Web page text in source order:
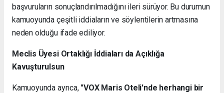
başvuruların sonuçlandırılmadığını ileri sürüyor. Bu durumun
kamuoyunda çeşitli iddiaların ve söylentilerin artmasına
neden olduğu ifade ediliyor.
Meclis Üyesi Ortaklığı İddiaları da Açıklığa
Kavuşturulsun
Kamuoyunda ayrıca, "VOX Maris Oteli'nde herhangi bir